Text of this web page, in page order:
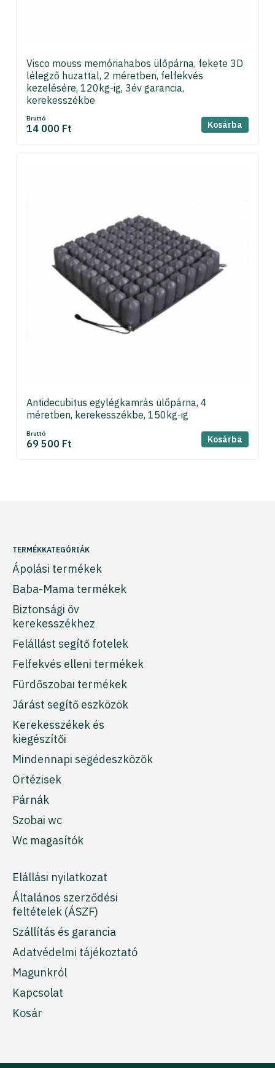
Visco mouss memóriahabos ülőpárna, fekete 3D
lélegző huzattal, 2 méretben, felfekvés
kezelésére, 120kg-ig, 3év garancia,
kerekesszékbe
Bruttó
14 000 Ft Kosárba
Antidecubitus egylégkamrás ülőpárna, 4
méretben, kerekesszékbe, 150kg-ig
Bruttó
69 500 Ft Kosárba
TERMÉKKATEGÓRIÁK
Ápolási termékek
Baba-Mama termékek
Biztonsági öv
kerekesszékhez
Felállást segítő fotelek
Felfekvés elleni termékek
Fürdőszobai termékek
Járást segítő eszközök
Kerekesszékek és
kiegészítői
Mindennapi segédeszközök
Ortézisek
Párnák
Szobai wc
Wc magasítók
Elállási nyilatkozat
Általános szerződési
feltételek (ÁSZF)
Szállítás és garancia
Adatvédelmi tájékoztató
Magunkról
Kapcsolat
Kosár